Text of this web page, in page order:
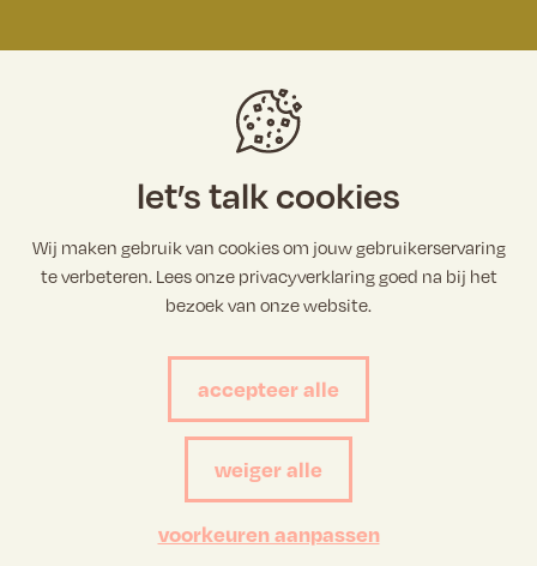
schrijf je in op onze stoefbrief
2023 studio arsène
let’s talk cookies
Wij maken gebruik van cookies om jouw gebruikerservaring
te verbeteren. Lees onze privacyverklaring goed na bij het
bezoek van onze website.
accepteer alle
weiger alle
voorkeuren aanpassen